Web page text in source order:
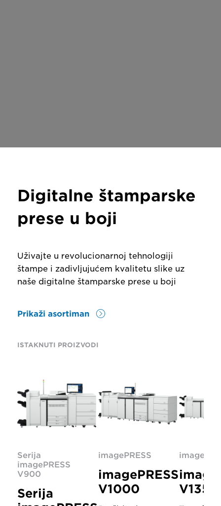
ISTAKNUTI PROIZVODI
Digitalne štamparske
prese u boji
Uživajte u revolucionarnoj tehnologiji
štampe i zadivljujućem kvalitetu slike uz
naše digitalne štamparske prese u boji
Prikaži asortiman
Serija
imagePRESS
V900
Serija
imagePRESS
imagePRESS
V1000
V1350